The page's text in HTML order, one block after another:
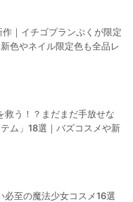
｜イチゴプランぷくが限定
色やネイル限定色も全品レ
救う！？まだまだ手放せな
ム」18選｜バズコスメや新
至の魔法少女コスメ16選